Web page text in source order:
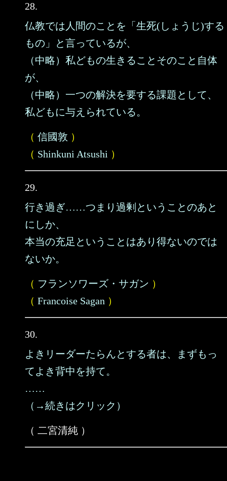
28.
仏教では人間のことを「生死(しょうじ)する
もの」と言っているが、
（中略）私どもの生きることそのこと自体
が、
（中略）一つの解決を要する課題として、
私どもに与えられている。
（ 信國敦 ）
（ Shinkuni Atsushi ）
29.
行き過ぎ……つまり過剰ということのあと
にしか、
本当の充足ということはあり得ないのでは
ないか。
（ フランソワーズ・サガン ）
（ Francoise Sagan ）
30.
よきリーダーたらんとする者は、まずもっ
てよき背中を持て。
……
（→続きはクリック）
（ 二宮清純 ）